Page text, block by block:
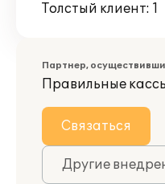
Толстый клиент: 1
Партнер,
Правильные
Связаться
Другие